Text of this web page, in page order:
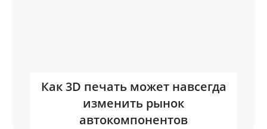
Как 3D печать может навсегда
изменить рынок
автокомпонентов